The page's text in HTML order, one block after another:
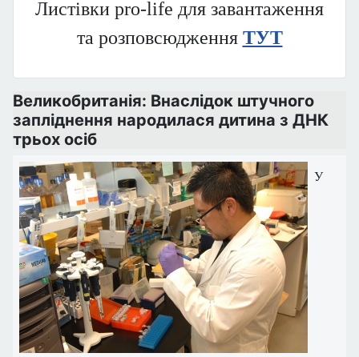
Листівки pro-life для завантаження
та розповсюдження ТУТ
Великобританія: Внаслідок штучного
запліднення народилася дитина з ДНК
трьох осіб
У